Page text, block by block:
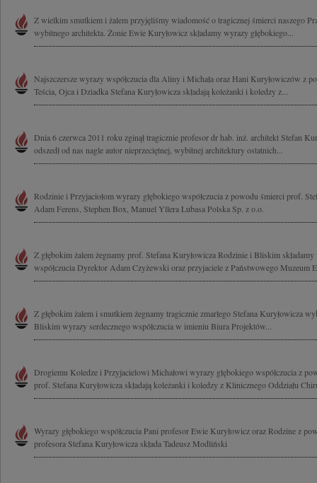
Z wielkim smutkiem i żalem przyjęliśmy wiadomość o tragicznej śmierci naszego
wybitnego architekta. Żonie Ewie Kuryłowicz składamy wyrazy głębokiego...
Najszczersze wyrazy współczucia dla Aliny i Michała oraz Hani Kuryłowiczów z
Teścia, Ojca i Dziadka Stefana Kuryłowicza składają koleżanki i koledzy z...
Dnia 6 czerwca 2011 roku zginął tragicznie profesor dr hab. inż. architekt Stefan
odszedł od nas nagle autor nieprzeciętnej, wybitnej architektury ostatnich...
Rodzinie i Przyjaciołom wyrazy głębokiego współczucia z powodu śmierci prof.
Adam Ferens, Stephen Box, Manuel Yllera Lubasa Polska Sp. z o.o.
Z głębokim żalem żegnamy prof. Stefana Kuryłowicza Rodzinie i Bliskim składamy
współczucia Dyrektor Adam Czyżewski oraz przyjaciele z Państwowego Muzeum
Z głębokim żalem i smutkiem żegnamy tragicznie zmarłego Stefana Kuryłowicza
Bliskim wyrazy serdecznego współczucia w imieniu Biura Projektów...
Drogiemu Koledze i Przyjacielowi Michałowi wyrazy głębokiego współczucia z
prof. Stefana Kuryłowicza składają koleżanki i koledzy z Klinicznego Oddziału
Wyrazy głębokiego współczucia Pani profesor Ewie Kuryłowicz oraz Rodzine z
profesora Stefana Kuryłowicza składa Tadeusz Modliński